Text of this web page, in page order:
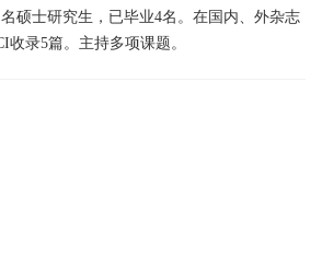
硕士研究生，已毕业4名。在国内、外杂志
收录5篇。主持多项课题。